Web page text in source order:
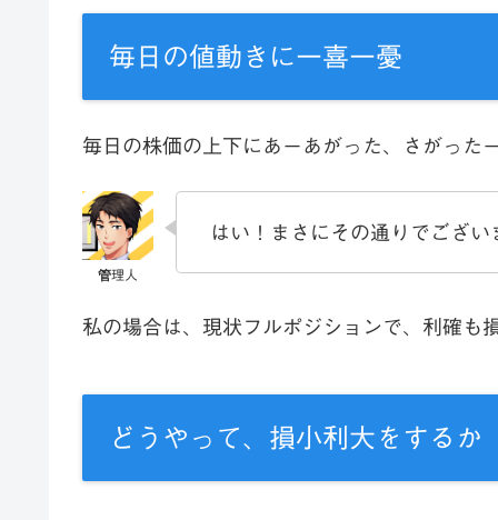
毎日の値動きに一喜一憂
毎日の株価の上下にあーあがった、さがった
はい！まさにその通りでござい
私の場合は、現状フルポジションで、利確も
どうやって、損小利大をするか